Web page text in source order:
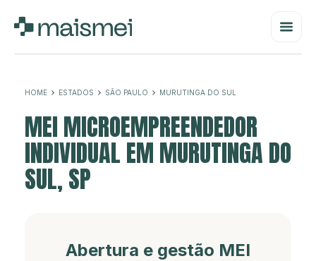
HOME ESTADOS SÃO PAULO MURUTINGA DO SUL
MEI MICROEMPREENDEDOR
INDIVIDUAL EM MURUTINGA DO
SUL, SP
Abertura e gestão MEI